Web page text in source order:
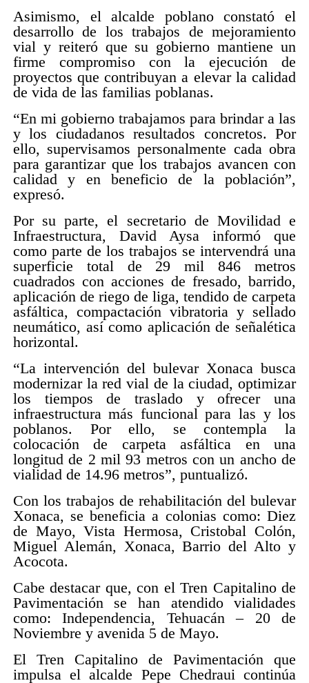
Asimismo, el alcalde poblano constató el
desarrollo de los trabajos de mejoramiento
vial y reiteró que su gobierno mantiene un
firme compromiso con la ejecución de
proyectos que contribuyan a elevar la calidad
de vida de las familias poblanas.
“En mi gobierno trabajamos para brindar a las
y los ciudadanos resultados concretos. Por
ello, supervisamos personalmente cada obra
para garantizar que los trabajos avancen con
calidad y en beneficio de la población”,
expresó.
Por su parte, el secretario de Movilidad e
Infraestructura, David Aysa informó que
como parte de los trabajos se intervendrá una
superficie total de 29 mil 846 metros
cuadrados con acciones de fresado, barrido,
aplicación de riego de liga, tendido de carpeta
asfáltica, compactación vibratoria y sellado
neumático, así como aplicación de señalética
horizontal.
“La intervención del bulevar Xonaca busca
modernizar la red vial de la ciudad, optimizar
los tiempos de traslado y ofrecer una
infraestructura más funcional para las y los
poblanos. Por ello, se contempla la
colocación de carpeta asfáltica en una
longitud de 2 mil 93 metros con un ancho de
vialidad de 14.96 metros”, puntualizó.
Con los trabajos de rehabilitación del bulevar
Xonaca, se beneficia a colonias como: Diez
de Mayo, Vista Hermosa, Cristobal Colón,
Miguel Alemán, Xonaca, Barrio del Alto y
Acocota.
Cabe destacar que, con el Tren Capitalino de
Pavimentación se han atendido vialidades
como: Independencia, Tehuacán – 20 de
Noviembre y avenida 5 de Mayo.
El Tren Capitalino de Pavimentación que
impulsa el alcalde Pepe Chedraui continúa